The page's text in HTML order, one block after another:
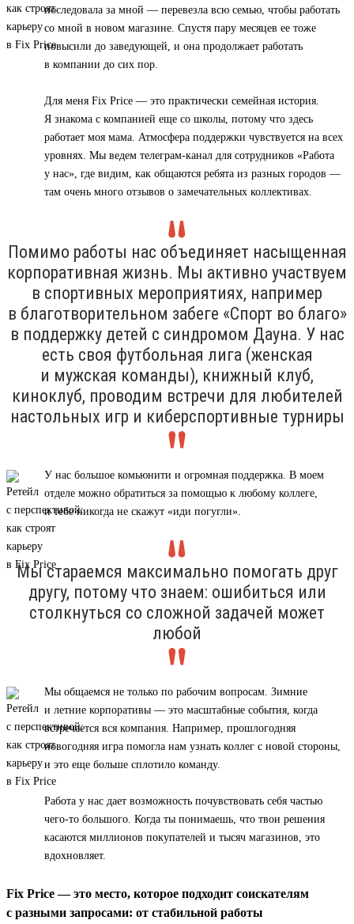
последовала за мной — перевезла всю семью, чтобы работать
со мной в новом магазине. Спустя пару месяцев ее тоже
повысили до заведующей, и она продолжает работать
в компании до сих пор.
Для меня Fix Price — это практически семейная история.
Я знакома с компанией еще со школы, потому что здесь
работает моя мама. Атмосфера поддержки чувствуется на всех
уровнях. Мы ведем телеграм-канал для сотрудников «Работа
у нас», где видим, как общаются ребята из разных городов —
там очень много отзывов о замечательных коллективах.
Помимо работы нас объединяет насыщенная
корпоративная жизнь. Мы активно участвуем
в спортивных мероприятиях, например
в благотворительном забеге «Спорт во благо»
в поддержку детей с синдромом Дауна. У нас
есть своя футбольная лига (женская
и мужская команды), книжный клуб,
киноклуб, проводим встречи для любителей
настольных игр и киберспортивные турниры
У нас большое комьюнити и огромная поддержка. В моем
отделе можно обратиться за помощью к любому коллеге,
и тебе никогда не скажут «иди погугли».
Мы стараемся максимально помогать друг
другу, потому что знаем: ошибиться или
столкнуться со сложной задачей может
любой
Мы общаемся не только по рабочим вопросам. Зимние
и летние корпоративы — это масштабные события, когда
встречается вся компания. Например, прошлогодняя
новогодняя игра помогла нам узнать коллег с новой стороны,
и это еще больше сплотило команду.
Работа у нас дает возможность почувствовать себя частью
чего-то большого. Когда ты понимаешь, что твои решения
касаются миллионов покупателей и тысяч магазинов, это
вдохновляет.
Fix Price — это место, которое подходит соискателям
с разными запросами: от стабильной работы